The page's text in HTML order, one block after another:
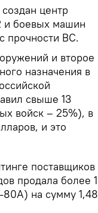
центр
и боевых машин
прочности ВС.
и второе
назначения в
свыше 13
войск – 25%), в
и это
поставщиков
продала более 1
на сумму 1,48